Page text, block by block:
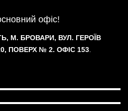
офіс!
М. БРОВАРИ, ВУЛ. ГЕРОЇВ
ПОВЕРХ № 2. ОФІС 153.